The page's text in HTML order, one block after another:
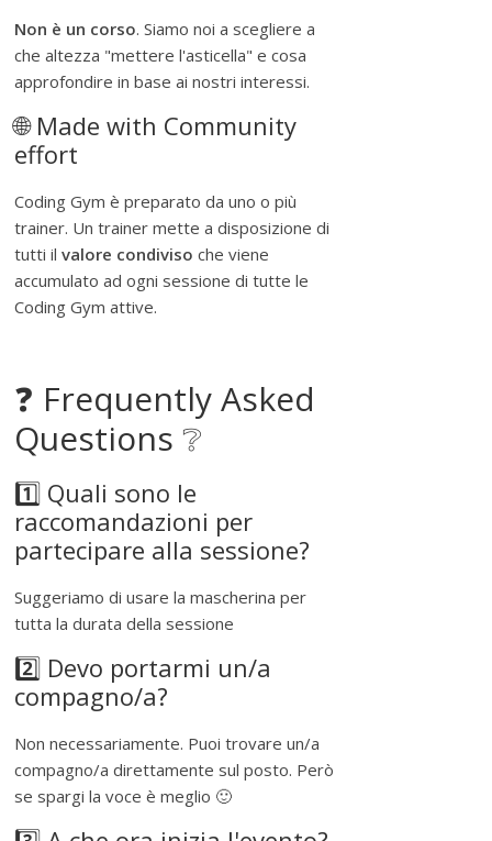
Non è un corso. Siamo noi a scegliere a
che altezza "mettere l'asticella" e cosa
approfondire in base ai nostri interessi.
🌐 Made with Community
effort
Coding Gym è preparato da uno o più
trainer. Un trainer mette a disposizione di
tutti ilvalore condiviso che viene
accumulato ad ogni sessione di tutte le
Coding Gym attive.
❓ Frequently Asked
Questions ❔
1️⃣ Quali sono le
raccomandazioni per
partecipare alla sessione?
Suggeriamo di usare la mascherina per
tutta la durata della sessione
2️⃣ Devo portarmi un/a
compagno/a?
Non necessariamente. Puoi trovare un/a
compagno/a direttamente sul posto. Però
se spargi la voce è meglio 🙂